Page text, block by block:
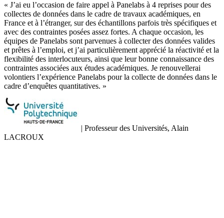
« J’ai eu l’occasion de faire appel à Panelabs à 4 reprises pour des
collectes de données dans le cadre de travaux académiques, en
France et à l’étranger, sur des échantillons parfois très spécifiques et
avec des contraintes posées assez fortes. A chaque occasion, les
équipes de Panelabs sont parvenues à collecter des données valides
et prêtes à l’emploi, et j’ai particulièrement apprécié la réactivité et la
flexibilité des interlocuteurs, ainsi que leur bonne connaissance des
contraintes associées aux études académiques. Je renouvellerai
volontiers l’expérience Panelabs pour la collecte de données dans le
cadre d’enquêtes quantitatives. »
| Professeur des Universités, Alain
LACROUX